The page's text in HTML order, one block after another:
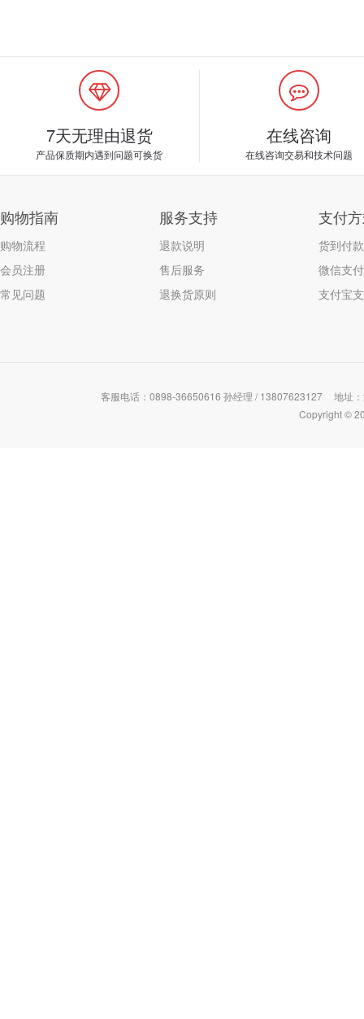
7天无理由退货
产品保质期内遇到问题可换货
在线咨询
在线咨询交易和技术问题
购物指南
购物流程
会员注册
常见问题
服务支持
退款说明
售后服务
退换货原则
支付
货到付款
微信支付
支付宝
客服电话：0898-36650616 孙经理 / 13807623127
地址
Copyright ©